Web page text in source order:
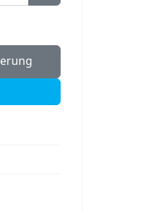
Passwort anzeigen